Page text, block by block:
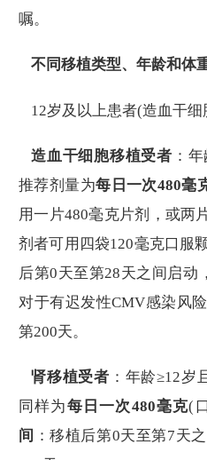
嘱。
不同移植类型、年龄和体
12岁及以上患者(造血干
造血干细胞移植受者 ：
推荐剂量为每日一次480毫
用一片480毫克片剂，或两
剂者可用四袋120毫克口服
后第0天至第28天之间启动
对于有迟发性CMV感染风
第200天。
肾移植受者 ：年龄≥12岁
同样为每日一次480毫克(
间 ：移植后第0天至第7天